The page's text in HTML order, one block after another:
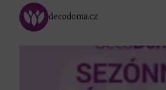
decodoma.cz